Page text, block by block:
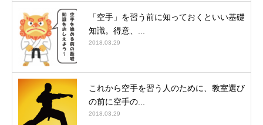
「空手」を習う前に知っておくといい基礎
知識。得意、...
2018.03.29
これから空手を習う人のために、教室選び
の前に空手の...
2018.03.29